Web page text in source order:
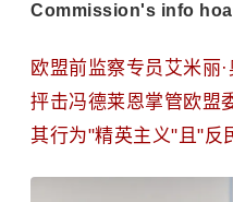
Commission's info
欧盟前监察专员艾米丽
抨击冯德莱恩掌管欧盟
其行为"精英主义"且"反